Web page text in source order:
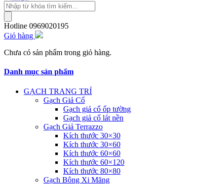
Tìm
kiếm
sản
phẩm
Hotline 0969020195
Giỏ hàng
Chưa có sản phẩm trong giỏ hàng.
Danh mục sản phẩm
GẠCH TRANG TRÍ
Gạch Giả Cổ
Gạch giả cổ ốp tường
Gạch giả cổ lát nền
Gạch Giả Terrazzo
Kích thước 30×30
Kích thước 30×60
Kích thước 60×60
Kích thước 60×120
Kích thước 80×80
Gạch Bông Xi Măng